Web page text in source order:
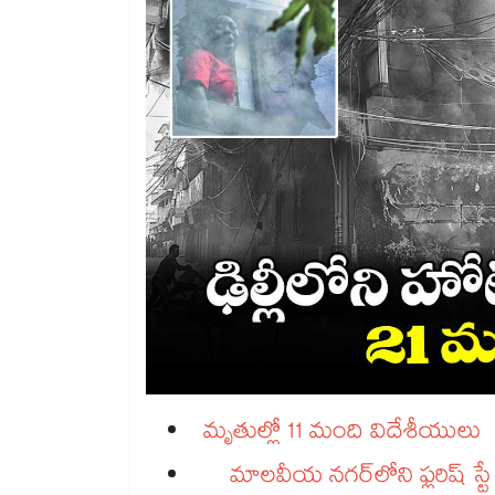
మృతుల్లో 11 మంది
మాలవీయ నగర్​లోని ఫ్లరిష్